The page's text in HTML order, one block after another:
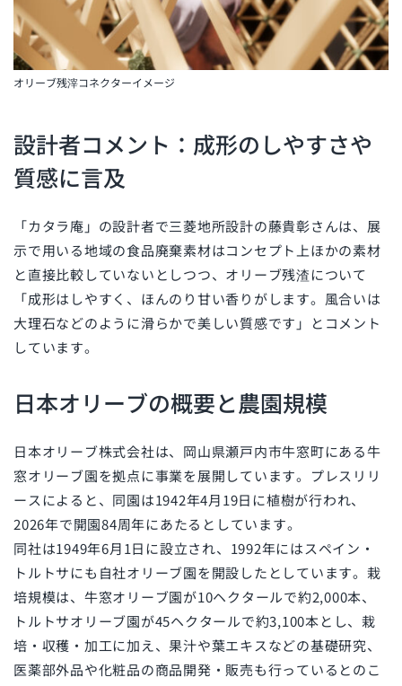
オリーブ残滓コネクターイメージ
設計者コメント：成形のしやすさや
質感に言及
「カタラ庵」の設計者で三菱地所設計の藤貴彰さんは、展
示で用いる地域の食品廃棄素材はコンセプト上ほかの素材
と直接比較していないとしつつ、オリーブ残渣について
「成形はしやすく、ほんのり甘い香りがします。風合いは
大理石などのように滑らかで美しい質感です」とコメント
しています。
日本オリーブの概要と農園規模
日本オリーブ株式会社は、岡山県瀬戸内市牛窓町にある牛
窓オリーブ園を拠点に事業を展開しています。プレスリリ
ースによると、同園は1942年4月19日に植樹が行われ、
2026年で開園84周年にあたるとしています。
同社は1949年6月1日に設立され、1992年にはスペイン・
トルトサにも自社オリーブ園を開設したとしています。栽
培規模は、牛窓オリーブ園が10ヘクタールで約2,000本、
トルトサオリーブ園が45ヘクタールで約3,100本とし、栽
培・収穫・加工に加え、果汁や葉エキスなどの基礎研究、
医薬部外品や化粧品の商品開発・販売も行っているとのこ